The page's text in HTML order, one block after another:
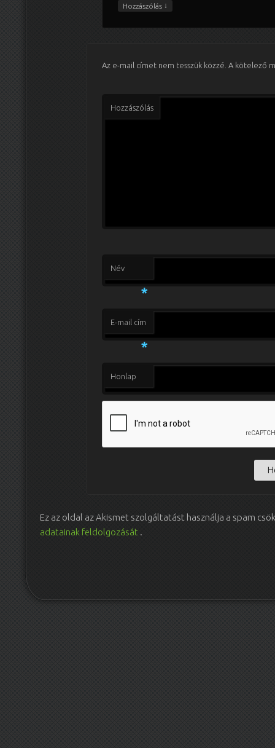
Hozzászólás ↓
Az e-mail címet nem tesszük közzé. A kötelező
Hozzászólás
Név
*
E-mail cím
*
Honlap
Ez az oldal az Akismet szolgáltatást használja a spam
adatainak feldolgozását .